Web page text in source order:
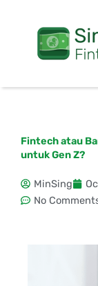
Fintech atau
untuk Gen Z?
MinSing
No